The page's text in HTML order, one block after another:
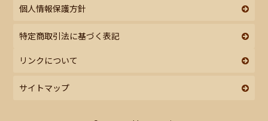
個人情報保護方針
特定商取引法に基づく表記
リンクについて
サイトマップ